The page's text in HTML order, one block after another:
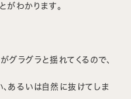
がわかります。
ラグラと揺れてくるので、
あるいは自然に抜けてしま